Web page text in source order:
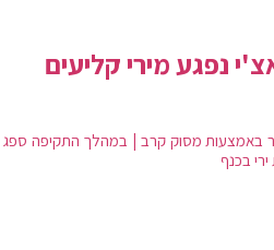
נפגע מירי קליעים
מהאוויר באמצעות מסוק קרב | במהלך התקיפה ספג
בכנף